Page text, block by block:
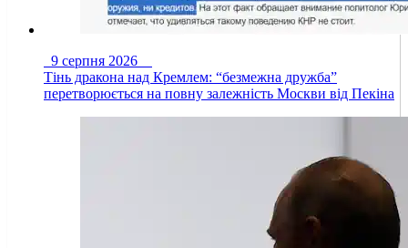
9 серпня 2026
Тінь дракона над Кремлем: “безмежна дружба”
перетворюється на повну залежність Москви від Пекіна